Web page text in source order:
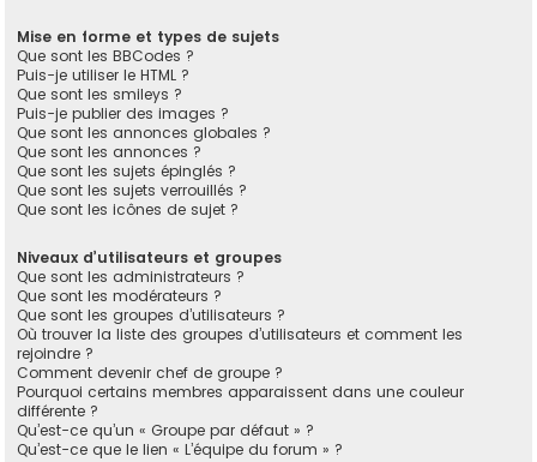
Mise en forme et types de sujets
Que sont les BBCodes ?
Puis-je utiliser le HTML ?
Que sont les smileys ?
Puis-je publier des images ?
Que sont les annonces globales ?
Que sont les annonces ?
Que sont les sujets épinglés ?
Que sont les sujets verrouillés ?
Que sont les icônes de sujet ?
Niveaux d’utilisateurs et groupes
Que sont les administrateurs ?
Que sont les modérateurs ?
Que sont les groupes d’utilisateurs ?
Où trouver la liste des groupes d’utilisateurs et comment les
rejoindre ?
Comment devenir chef de groupe ?
Pourquoi certains membres apparaissent dans une couleur
différente ?
Qu’est-ce qu’un « Groupe par défaut » ?
Qu’est-ce que le lien « L’équipe du forum » ?